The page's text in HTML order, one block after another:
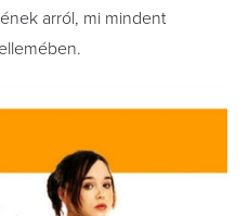
arról, mi mindent